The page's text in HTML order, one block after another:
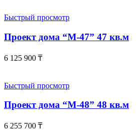
Быстрый просмотр
Проект дома “М-47” 47 кв.м
6 125 900 ₸
Быстрый просмотр
Проект дома “М-48” 48 кв.м
6 255 700 ₸